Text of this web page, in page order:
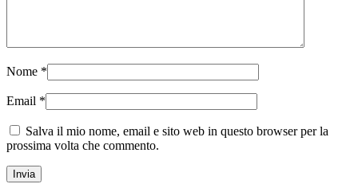
Nome *
Email *
Salva il mio nome, email e sito web in questo browser per la
prossima volta che commento.